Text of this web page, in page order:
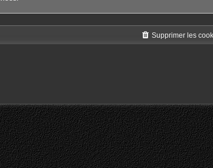
Supprimer les